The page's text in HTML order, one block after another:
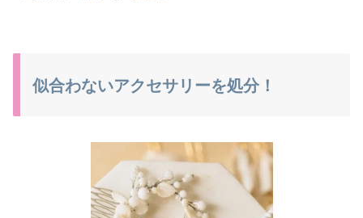
似合わないアクセサリーを処分！